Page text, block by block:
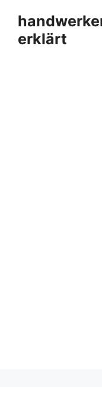
Inhalt
springen
erklärt